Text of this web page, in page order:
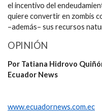
el incentivo del
quiere convertir en zombis
–además– sus recursos
OPINIÓN
Por Tatiana Hidrovo
Ecuador News
www.ecuadornews.com.ec